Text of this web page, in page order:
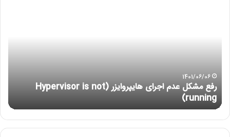
not
running)
1401/06/06
رفع مشکل عدم اجرای هایپروایزر (Hypervisor is not
running)